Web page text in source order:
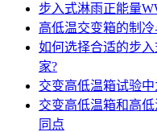
步入式淋雨正能量
高低温交变箱的制
如何选择合适的步
家?
交变高低温箱试验
交变高低温箱和高
同点